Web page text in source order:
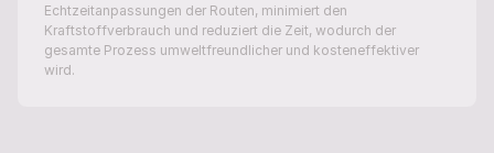
Echtzeitanpassungen der Routen, minimiert den
Kraftstoffverbrauch und reduziert die Zeit, wodurch der
gesamte Prozess umweltfreundlicher und kosteneffektiver
wird.